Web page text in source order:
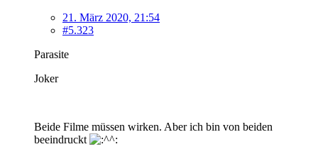
21. März 2020, 21:54
#5.323
Parasite
Joker
Beide Filme müssen wirken. Aber ich bin von beiden
beeindruckt